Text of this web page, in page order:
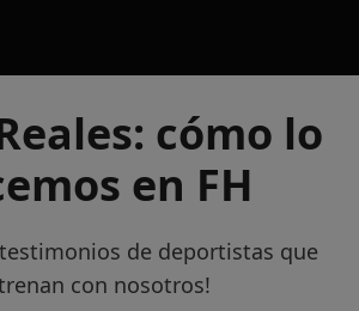
cómo lo
en FH
de deportistas que
con nosotros!